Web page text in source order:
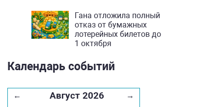
Гана отложила полный
отказ от бумажных
лотерейных билетов до
1 октября
Календарь событий
← Август 2026 →